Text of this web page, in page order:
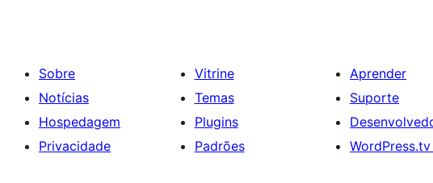
Sobre
Notícias
Hospedagem
Privacidade
Vitrine
Temas
Plugins
Padrões
Aprender
Suporte
WordPress.tv